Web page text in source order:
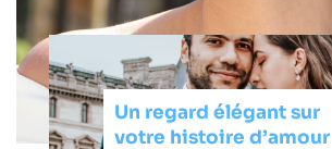
Un regard élégant sur
votre histoire d’amour